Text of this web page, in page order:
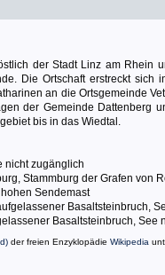
der Stadt Linz am Rhein
Die Ortschaft erstreckt sich
an die Ortsgemeinde
der Gemeinde Dattenberg
bis in das Wiedtal.
nicht zugänglich
Stammburg der Grafen von
Sendemast
Basaltsteinbruch,
Basaltsteinbruch, See
der freien Enzyklopädie Wikipedia